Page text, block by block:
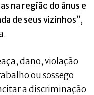
na região do ânus e
de seus vizinhos”,
dano, violação
ou sossego
a discriminação